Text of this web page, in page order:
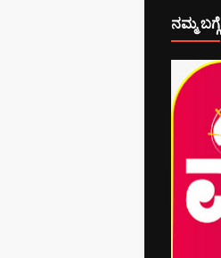
ನಮ್ಮ ಬಗ್ಗೆ